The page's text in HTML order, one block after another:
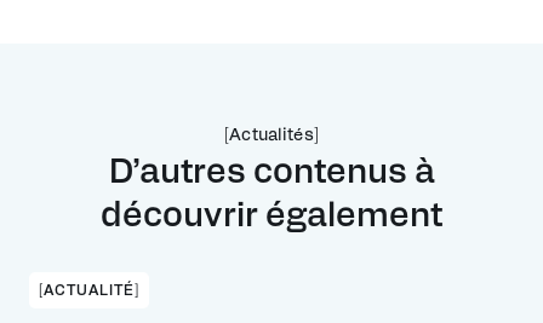
[Actualités]
D’autres contenus à
découvrir également
[ACTUALITÉ]